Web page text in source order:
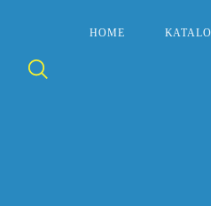
HOME